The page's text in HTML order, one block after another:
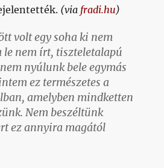
(via fradi.hu)
volt egy soha ki nem
le nem írt, tiszteletalapú
nyúlunk bele egymás
ez természetes a
amelyben mindketten
Nem beszéltünk
ez annyira magától